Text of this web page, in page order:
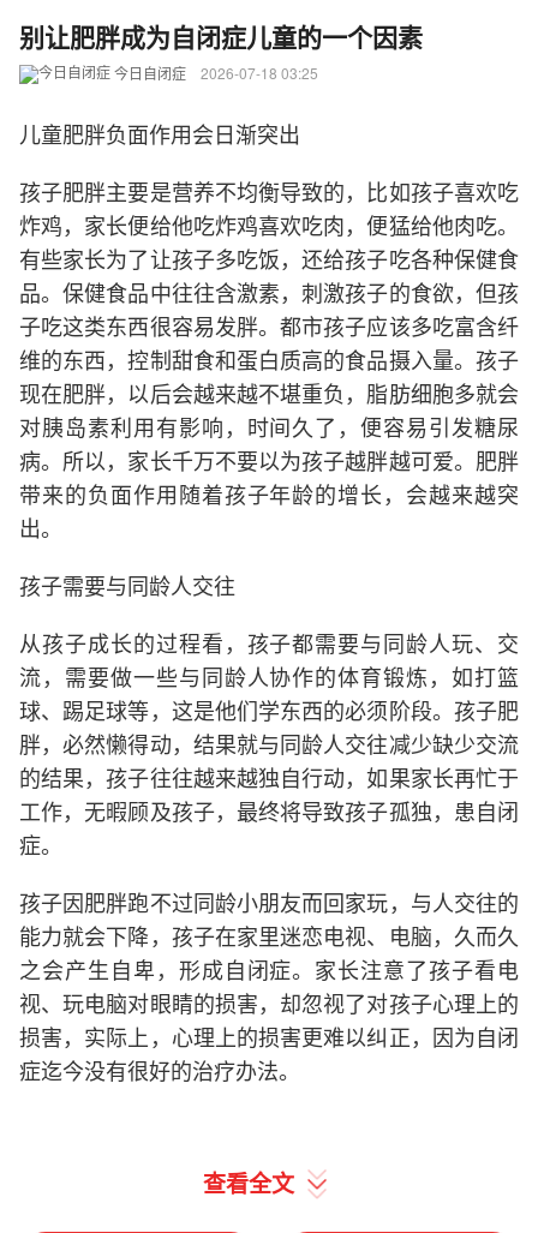
别让肥胖成为自闭症儿童的一个因素
今日自闭症 2026-07-18 03:25
儿童肥胖负面作用会日渐突出
孩子肥胖主要是营养不均衡导致的，比如孩子喜欢吃
炸鸡，家长便给他吃炸鸡喜欢吃肉，便猛给他肉吃。
有些家长为了让孩子多吃饭，还给孩子吃各种保健食
品。保健食品中往往含激素，刺激孩子的食欲，但孩
子吃这类东西很容易发胖。都市孩子应该多吃富含纤
维的东西，控制甜食和蛋白质高的食品摄入量。孩子
现在肥胖，以后会越来越不堪重负，脂肪细胞多就会
对胰岛素利用有影响，时间久了，便容易引发糖尿
病。所以，家长千万不要以为孩子越胖越可爱。肥胖
带来的负面作用随着孩子年龄的增长，会越来越突
出。
孩子需要与同龄人交往
从孩子成长的过程看，孩子都需要与同龄人玩、交
流，需要做一些与同龄人协作的体育锻炼，如打篮
球、踢足球等，这是他们学东西的必须阶段。孩子肥
胖，必然懒得动，结果就与同龄人交往减少缺少交流
的结果，孩子往往越来越独自行动，如果家长再忙于
工作，无暇顾及孩子，最终将导致孩子孤独，患自闭
症。
孩子因肥胖跑不过同龄小朋友而回家玩，与人交往的
能力就会下降，孩子在家里迷恋电视、电脑，久而久
之会产生自卑，形成自闭症。家长注意了孩子看电
视、玩电脑对眼睛的损害，却忽视了对孩子心理上的
损害，实际上，心理上的损害更难以纠正，因为自闭
症迄今没有很好的治疗办法。
查看全文